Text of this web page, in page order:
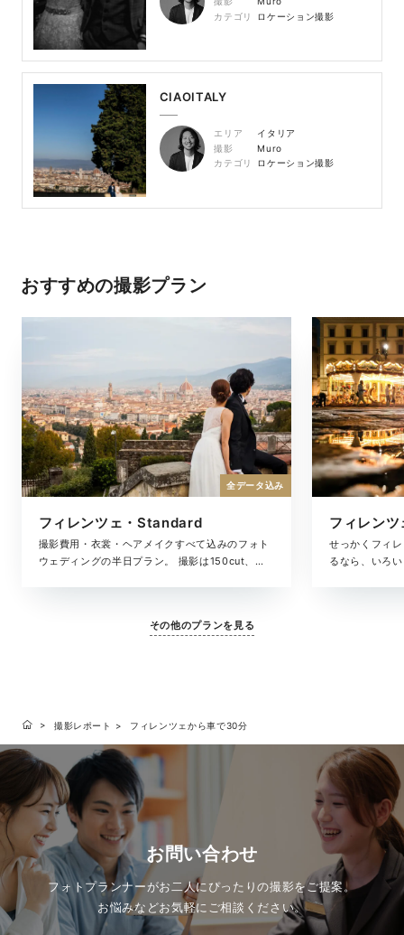
カテゴリ
ロケーション撮影
CIAOITALY
エリア
イタリア
撮影
Muro
カテゴリ
ロケーション撮影
おすすめの撮影プラン
フィレンツェ・Standard
撮影費用・衣裳・ヘアメイクすべて込みのフォト
ウェディングの半日プラン。 撮影は150cut、お
全データ込み
フィレン
せっかくフィ
るなら、いろ
その他のプランを見る
撮影レポート フィレンツェから車で30分
お問い合わせ
フォトプランナーがお二人にぴったりの撮影をご提案。
お悩みなどお気軽にご相談ください。